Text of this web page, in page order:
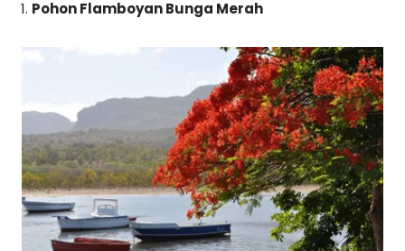
Pohon Flamboyan Bunga Merah